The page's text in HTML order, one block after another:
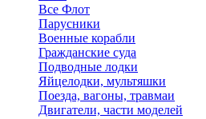
Все Флот
Парусники
Военные корабли
Гражданские суда
Подводные лодки
Яйцелодки, мультяшки
Поезда, вагоны, травмаи
Двигатели, части моделей